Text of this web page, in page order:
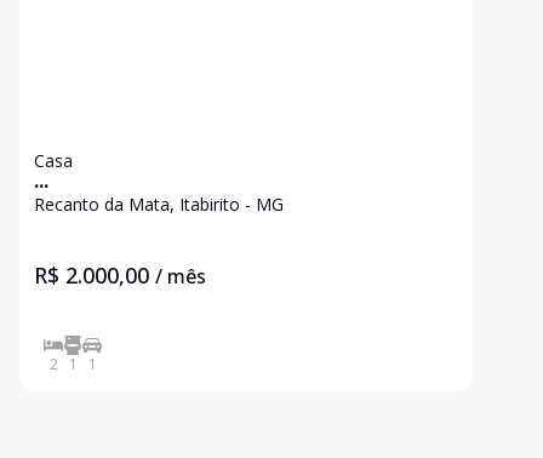
Casa
...
Recanto da Mata, Itabirito - MG
R$ 2.000,00 / mês
2 1 1